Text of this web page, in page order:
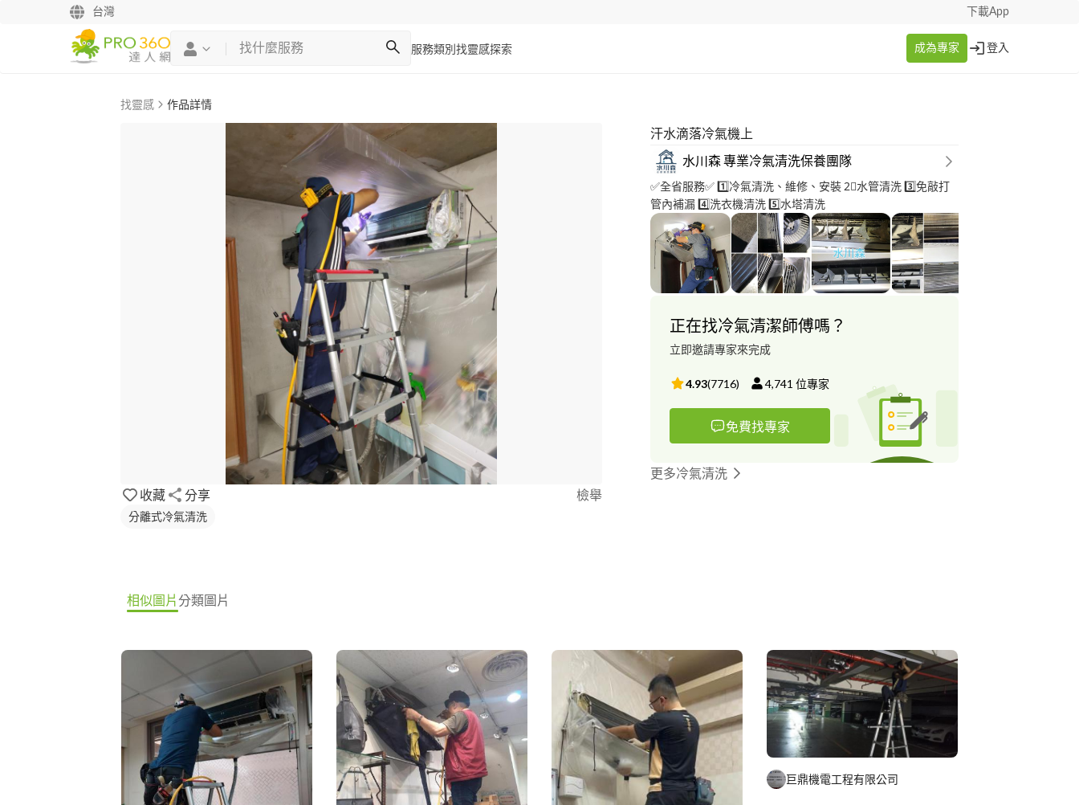
台灣 下載App
服務類別 找靈感探索 成為專家 登入
找靈感 作品詳情
收藏 分享 檢舉
分離式冷氣清洗
汗水滴落冷氣機上
水川森 專業冷氣清洗保養團隊
✅全省服務✅ 1️⃣冷氣清洗、維修、安裝 2⃣️水管清洗 3️⃣免敲打
管內補漏 4️⃣洗衣機清洗 5️⃣水塔清洗
正在找冷氣清潔師傅嗎？
立即邀請專家來完成
4.93(7716) 4,741 位專家
免費找專家
更多冷氣清洗
相似圖片分類圖片
巨鼎機電工程有限公司